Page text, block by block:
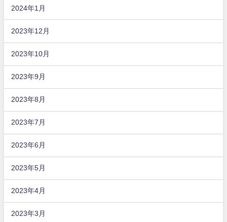
2024年1月
2023年12月
2023年10月
2023年9月
2023年8月
2023年7月
2023年6月
2023年5月
2023年4月
2023年3月